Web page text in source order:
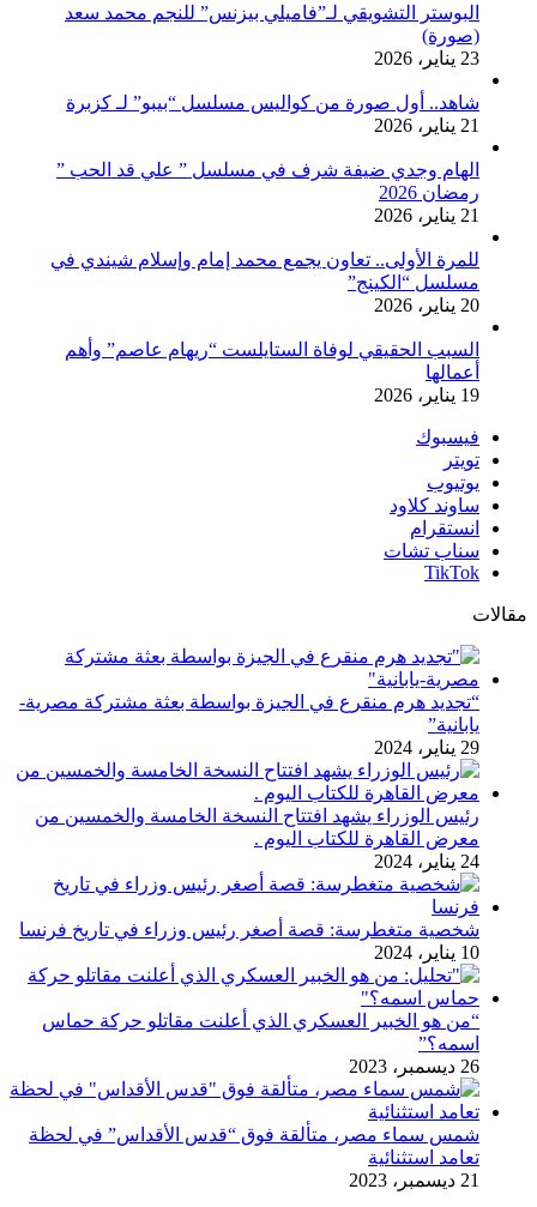
البوستر التشويقي لـ”فاميلي بيزنس” للنجم محمد سعد
(صورة)
23 يناير، 2026
شاهد.. أول صورة من كواليس مسلسل “بيبو” لـ كزبرة
21 يناير، 2026
الهام وجدي ضيفة شرف في مسلسل ” علي قد الحب ”
رمضان 2026
21 يناير، 2026
للمرة الأولى.. تعاون يجمع محمد إمام وإسلام شيندي في
مسلسل “الكينج”
20 يناير، 2026
السبب الحقيقي لوفاة الستايلست “ريهام عاصم” وأهم
أعمالها
19 يناير، 2026
فيسبوك
تويتر
يوتيوب
ساوند كلاود
انستقرام
سناب تشات
‫TikTok
مقالات
“تجديد هرم منقرع في الجيزة بواسطة بعثة مشتركة مصرية-
يابانية”
29 يناير، 2024
رئيس الوزراء يشهد افتتاح النسخة الخامسة والخمسين من
معرض القاهرة للكتاب اليوم .
24 يناير، 2024
شخصية متغطرسة: قصة أصغر رئيس وزراء في تاريخ فرنسا
10 يناير، 2024
“من هو الخبير العسكري الذي أعلنت مقاتلو حركة حماس
اسمه؟”
26 ديسمبر، 2023
شمس سماء مصر، متألقة فوق “قدس الأقداس” في لحظة
تعامد استثنائية
21 ديسمبر، 2023